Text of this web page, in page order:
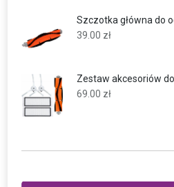
Szczotka główna do
39.00 zł
Zestaw akcesoriów
69.00 zł